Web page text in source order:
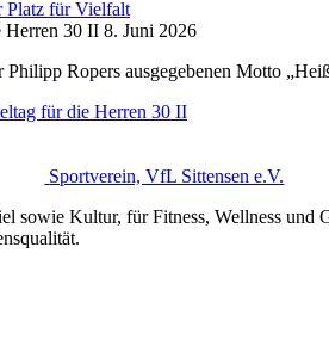
Herren 30 II 8. Juni 2026
Ropers ausgegebenen Motto
für die Herren 30 II
Sportverein, VfL Sittensen e.V.
sowie Kultur, für Fit­ness, Well­ness und